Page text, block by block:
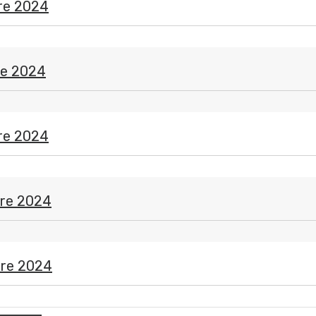
2024
2024
2024
2024
2024